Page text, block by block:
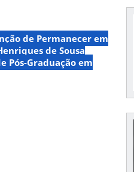
de Permanecer em
de Sousa
Pós-Graduação em